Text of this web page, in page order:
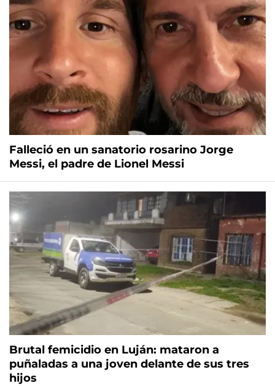
Falleció en un sanatorio rosarino Jorge
Messi, el padre de Lionel Messi
Brutal femicidio en Luján: mataron a
puñaladas a una joven delante de sus tres
hijos